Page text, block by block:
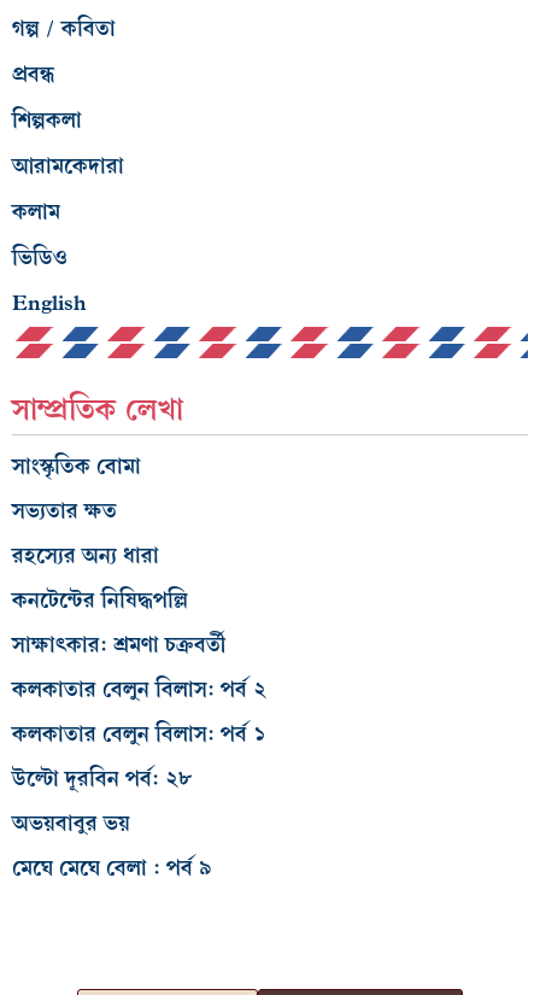
গল্প / কবিতা
প্রবন্ধ
শিল্পকলা
আরামকেদারা
কলাম
ভিডিও
English
সাম্প্রতিক লেখা
সাংস্কৃতিক বোমা
সভ্যতার ক্ষত
রহস্যের অন্য ধারা
কনটেন্টের নিষিদ্ধপল্লি
সাক্ষাৎকার: শ্রমণা চক্রবর্তী
কলকাতার বেলুন বিলাস: পর্ব ২
কলকাতার বেলুন বিলাস: পর্ব ১
উল্টো দূরবিন পর্ব: ২৮
অভয়বাবুর ভয়
মেঘে মেঘে বেলা : পর্ব ৯